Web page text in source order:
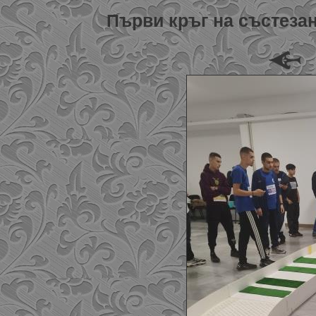
Първи кръг на